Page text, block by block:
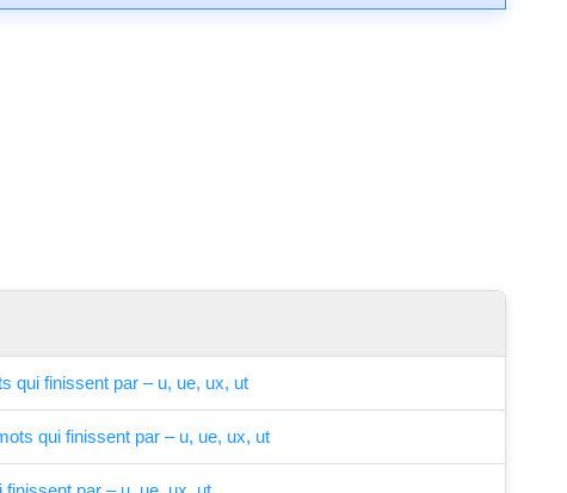
qui finissent par – u, ue, ux, ut
qui finissent par – u, ue, ux, ut